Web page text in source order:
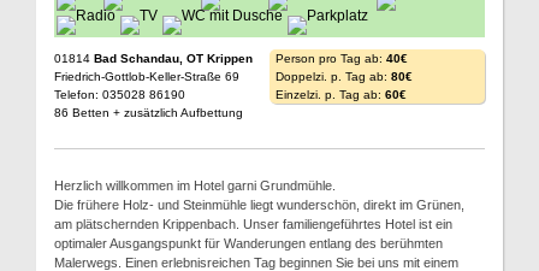
01814 Bad Schandau, OT Krippen
Friedrich-Gottlob-Keller-Straße 69
Telefon: 035028 86190
86 Betten + zusätzlich Aufbettung
Person pro Tag ab: 40€
Doppelzi. p. Tag ab: 80€
Einzelzi. p. Tag ab: 60€
Herzlich willkommen im Hotel garni Grundmühle.
Die frühere Holz- und Steinmühle liegt wunderschön, direkt im Grünen,
am plätschernden Krippenbach. Unser familiengeführtes Hotel ist ein
optimaler Ausgangspunkt für Wanderungen entlang des berühmten
Malerwegs. Einen erlebnisreichen Tag beginnen Sie bei uns mit einem